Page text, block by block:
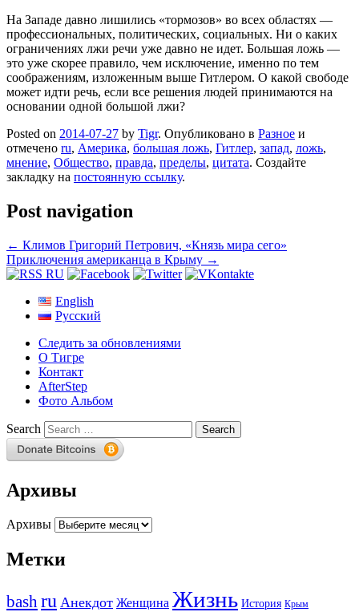
На Западе давно лишились «тормозов» во всех областях —
профессиональных, политических, социальных. Ни о каких
ограничениях лжи речи уже давно не идет. Большая ложь —
это уже скорее правило, чем исключение, именно по тем
соображениям, изложенным выше Гитлером. О какой свободе
может идти речь, если все решения людей принимаются на
основании одной большой лжи?
Posted on 2014-07-27 by Tigr. Опубликовано в Разное и
отмечено ru, Америка, большая ложь, Гитлер, запад, ложь,
мнение, Общество, правда, пределы, цитата. Создайте
закладку на постоянную ссылку.
Post navigation
← Климов Григорий Петрович, «Князь мира сего»
Приключения американца в Крыму →
English
Русский
Следить за обновлениями
О Тигре
Контакт
AfterStep
Фото Альбом
Search
Архивы
Архивы
Метки
bashru Анекдот Женщина Жизнь История Крым